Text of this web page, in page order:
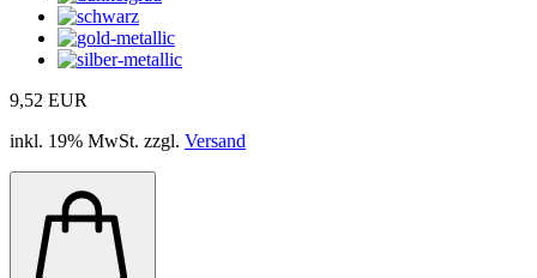
9,52 EUR
inkl. 19% MwSt. zzgl. Versand